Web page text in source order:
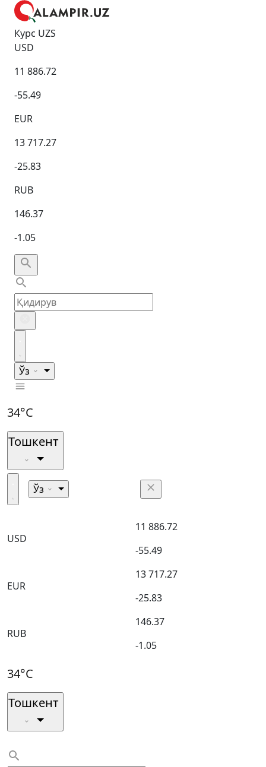
Курс UZS
USD
11 886.72
-55.49
EUR
13 717.27
-25.83
RUB
146.37
-1.05
Ўз
34°C
Тошкент
Ўз
USD
11 886.72
-55.49
EUR
13 717.27
-25.83
RUB
146.37
-1.05
34°C
Тошкент